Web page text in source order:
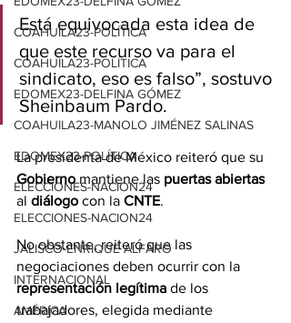
COAHUILA23-POLÍTICA
COAHUILA23-POLÍTICA
EDOMEX23-DELFINA GÓMEZ
COAHUILA23-MANOLO JIMÉNEZ SALINAS
EDOMEX23-POLÍTICA
ELECCIONES-NACION24
ELECCIONES-NACION24
JALISCO-ENRIQUE ALFARO
INTERNACIONAL
AMÉRICA
Está equivocada esta idea de
que este recurso va para el
sindicato, eso es falso”, sostuvo
Sheinbaum Pardo.
La presidenta de México reiteró que su
Gobierno mantiene las puertas abiertas
al diálogo con la CNTE.
No obstante, reiteró que las
negociaciones deben ocurrir con la
representación legítima de los
trabajadores, elegida mediante